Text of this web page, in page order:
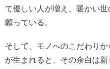
て優しい人が増え、暖かい
願っている。
そして、モノへのこだわりか
が生まれると、その余白は